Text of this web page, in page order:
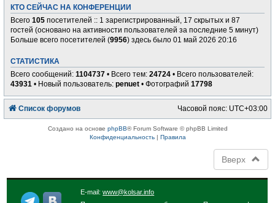
КТО СЕЙЧАС НА КОНФЕРЕНЦИИ
Всего105 посетителей :: 1 зарегистрированный, 17 скрытых и 87
гостей (основано на активности пользователей за последние 5 минут)
Больше всего посетителей (9956) здесь было 01 май 2026 20:16
СТАТИСТИКА
Всего сообщений:1104737 • Всего тем:24724 • Всего пользователей:
43931 • Новый пользователь:penuet • Фотографий17798
Список форумов Часовой пояс: UTC+03:00
Создано на основе phpBB® Forum Software © phpBB Limited
Конфиденциальность| Правила
Вверх
E-mail:www@kolsar.info